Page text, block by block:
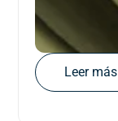
Leer más